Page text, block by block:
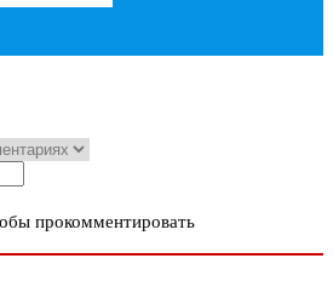
прокомментировать